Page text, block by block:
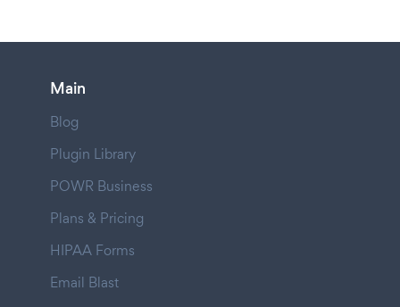
Main
Blog
Plugin Library
POWR Business
Plans & Pricing
HIPAA Forms
Email Blast